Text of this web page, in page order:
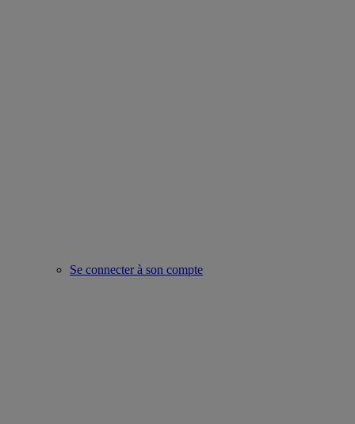
Se connecter à son compte